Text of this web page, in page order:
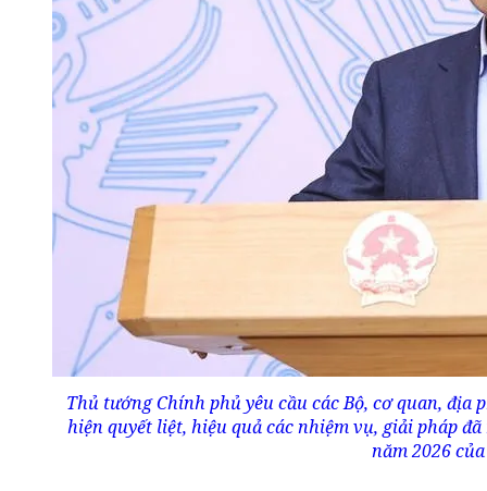
Thủ tướng Chính phủ yêu cầu các Bộ, cơ quan,
hiện quyết liệt, hiệu quả các nhiệm vụ, giải pháp
năm 2026